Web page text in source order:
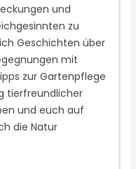
und
zu
Geschichten über
mit
zur Gartenpflege
tierfreundlicher
und euch auf
die Natur